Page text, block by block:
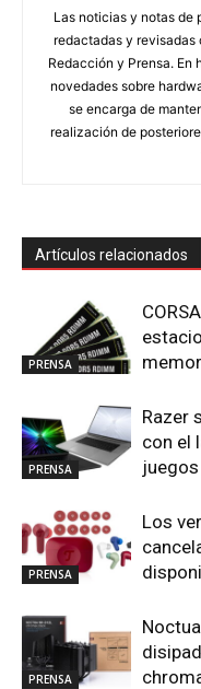
Las noticias y notas de
redactadas y
Redacción y Prensa.
novedades sobre
se encarga de
realización de
Artículos relacionados
PRENSA
PRENSA
Razer
con el
PRENSA
Los
PRENSA